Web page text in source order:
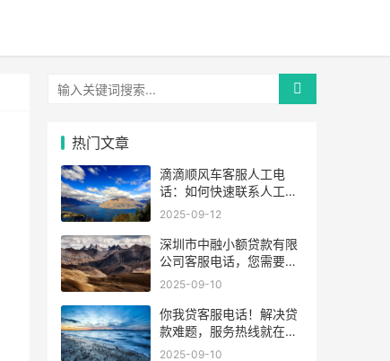
热门文章
滴滴顺风车客服人工电
话：如何快速联系人工客
服，解决您的出行难题
2025-09-12
深圳市中融小额贷款有限
公司客服电话，您需要的
都在这里！
2025-09-10
你我贷客服电话！解决贷
款难题，服务热线就在这
里！”
2025-09-10